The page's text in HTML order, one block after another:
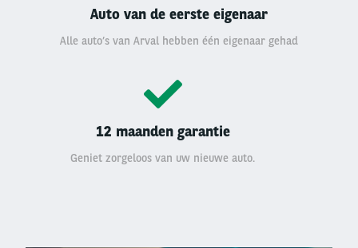
Auto van de eerste eigenaar
Alle auto’s van Arval hebben één eigenaar gehad
12 maanden garantie
Geniet zorgeloos van uw nieuwe auto.